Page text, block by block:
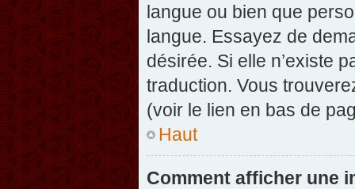
langue ou bien que
langue. Essayez de
désirée. Si elle n’existe
traduction. Vous
(voir le lien en bas de
Haut
Comment afficher une